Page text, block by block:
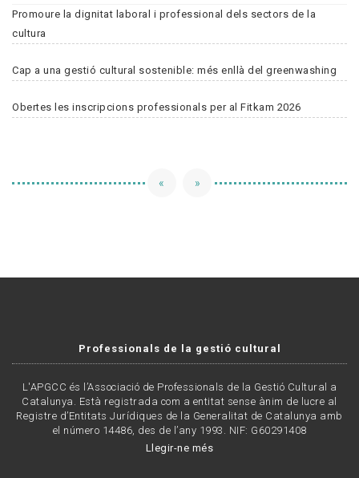
Promoure la dignitat laboral i professional dels sectors de la
cultura
Cap a una gestió cultural sostenible: més enllà del greenwashing
Obertes les inscripcions professionals per al Fitkam 2026
« »
Professionals de la gestió cultural
L'APGCC és l’Associació de Professionals de la Gestió Cultural a
Catalunya. Està registrada com a entitat sense ànim de lucre al
Registre d’Entitats Jurídiques de la Generalitat de Catalunya amb
el número 14486, des de l’any 1993. NIF: G60291408
Llegir-ne més